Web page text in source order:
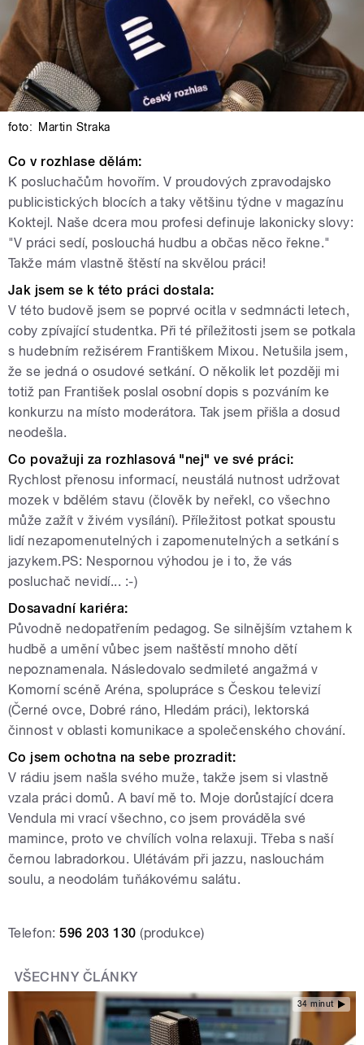
foto: Martin Straka
Co v rozhlase dělám:
K posluchačům hovořím. V proudových zpravodajsko
publicistických blocích a taky většinu týdne v magazínu
Koktejl. Naše dcera mou profesi definuje lakonicky slovy:
"V práci sedí, poslouchá hudbu a občas něco řekne."
Takže mám vlastně štěstí na skvělou práci!
Jak jsem se k této práci dostala:
V této budově jsem se poprvé ocitla v sedmnácti letech,
coby zpívající studentka. Při té příležitosti jsem se potkala
s hudebním režisérem Františkem Mixou. Netušila jsem,
že se jedná o osudové setkání. O několik let později mi
totiž pan František poslal osobní dopis s pozváním ke
konkurzu na místo moderátora. Tak jsem přišla a dosud
neodešla.
Co považuji za rozhlasová "nej" ve své práci:
Rychlost přenosu informací, neustálá nutnost udržovat
mozek v bdělém stavu (člověk by neřekl, co všechno
může zažít v živém vysílání). Příležitost potkat spoustu
lidí nezapomenutelných i zapomenutelných a setkání s
jazykem.PS: Nespornou výhodou je i to, že vás
posluchač nevidí... :-)
Dosavadní kariéra:
Původně nedopatřením pedagog. Se silnějším vztahem k
hudbě a umění vůbec jsem naštěstí mnoho dětí
nepoznamenala. Následovalo sedmileté angažmá v
Komorní scéně Aréna, spolupráce s Českou televizí
(Černé ovce, Dobré ráno, Hledám práci), lektorská
činnost v oblasti komunikace a společenského chování.
Co jsem ochotna na sebe prozradit:
V rádiu jsem našla svého muže, takže jsem si vlastně
vzala práci domů. A baví mě to. Moje dorůstající dcera
Vendula mi vrací všechno, co jsem prováděla své
mamince, proto ve chvílích volna relaxuji. Třeba s naší
černou labradorkou. Ulétávám při jazzu, naslouchám
soulu, a neodolám tuňákovému salátu.
Telefon:596 203 130(produkce)
VŠECHNY ČLÁNKY
34 minut